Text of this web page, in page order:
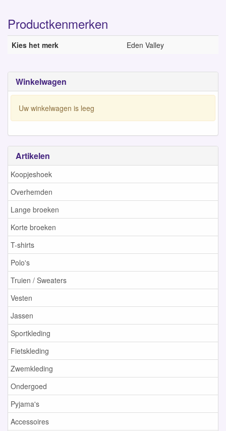
Winkelwagen
Uw winkelwagen is leeg
Artikelen
Koopjeshoek
Overhemden
Lange broeken
Korte broeken
T-shirts
Polo's
Truien / Sweaters
Vesten
Jassen
Sportkleding
Fietskleding
Zwemkleding
Ondergoed
Pyjama's
Accessoires
Productkenmerken
Kies het merk Eden Valley